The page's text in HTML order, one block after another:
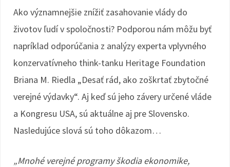
Ako významnejšie znížiť zasahovanie vlády do
životov ľudí v spoločnosti? Podporou nám môžu byť
napríklad odporúčania z analýzy experta vplyvného
konzervatívneho think-tanku Heritage Foundation
Briana M. Riedla „Desať rád, ako zoškrtať zbytočné
verejné výdavky“. Aj keď sú jeho závery určené vláde
a Kongresu USA, sú aktuálne aj pre Slovensko.
Nasledujúce slová sú toho dôkazom…
„Mnohé verejné programy škodia ekonomike,